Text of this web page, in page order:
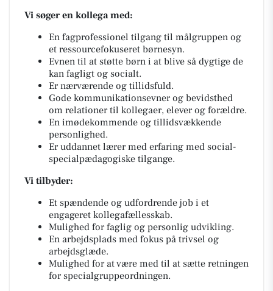
Vi søger en kollega med:
En fagprofessionel tilgang til målgruppen og
et ressourcefokuseret børnesyn.
Evnen til at støtte børn i at blive så dygtige de
kan fagligt og socialt.
Er nærværende og tillidsfuld.
Gode kommunikationsevner og bevidsthed
om relationer til kollegaer, elever og forældre.
En imødekommende og tillidsvækkende
personlighed.
Er uddannet lærer med erfaring med social-
specialpædagogiske tilgange.
Vi tilbyder:
Et spændende og udfordrende job i et
engageret kollegafællesskab.
Mulighed for faglig og personlig udvikling.
En arbejdsplads med fokus på trivsel og
arbejdsglæde.
Mulighed for at være med til at sætte retningen
for specialgruppeordningen.